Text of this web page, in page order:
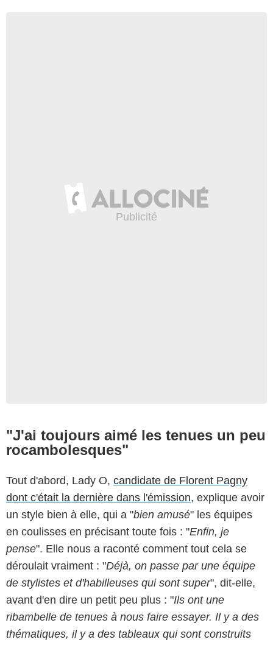
"J'ai toujours aimé les tenues un peu
rocambolesques"
Tout d'abord, Lady O, candidate de Florent Pagny
dont c'était la dernière dans l'émission, explique avoir
un style bien à elle, qui a "bien amusé" les équipes
en coulisses en précisant toute fois : "Enfin, je
pense". Elle nous a raconté comment tout cela se
déroulait vraiment : "Déjà, on passe par une équipe
de stylistes et d'habilleuses qui sont super", dit-elle,
avant d'en dire un petit peu plus : "Ils ont une
ribambelle de tenues à nous faire essayer. Il y a des
thématiques, il y a des tableaux qui sont construits